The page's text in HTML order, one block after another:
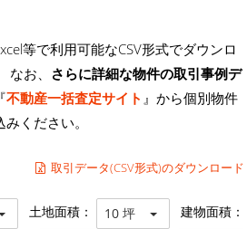
等で利用可能なCSV形式でダウンロ
お、 さらに詳細な物件の取引事例デ
不動産一括査定サイト 』から個別物件
ください。
取引データ(CSV形式)のダウンロード
土地面積： 10 坪 建物面積：